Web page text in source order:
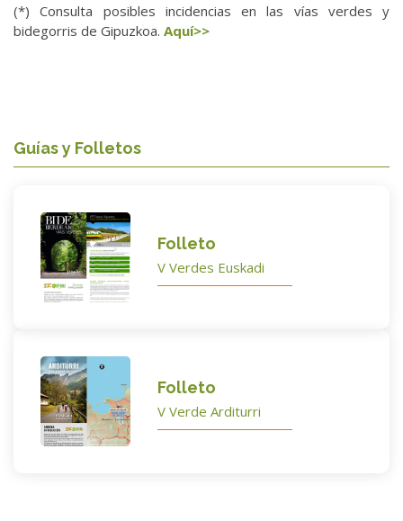
(*) Consulta posibles incidencias en las vías verdes y
bidegorris de Gipuzkoa. Aquí>>
Guías y Folletos
Folleto
V Verdes Euskadi
Folleto
V Verde Arditurri